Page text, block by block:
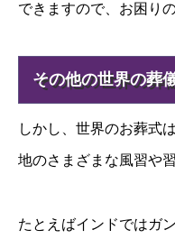
できますので、お困り
その他の世界の葬
しかし、世界のお葬式
地のさまざまな風習や
たとえばインドではガ